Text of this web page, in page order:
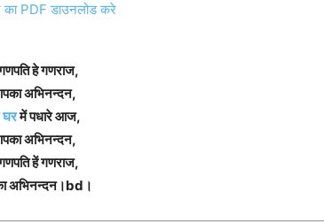
PDF डाउनलोड करे
हे गणराज,
अभिनन्दन,
घरमें पधारे आज,
अभिनन्दन,
हें गणराज,
अभिनन्दन।bd।